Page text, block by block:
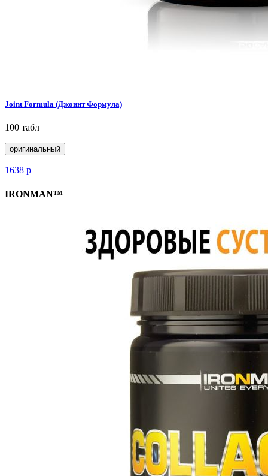
Joint Formula (Джоинт Формула)
100 табл
оригинальный
1638 р
IRONMAN™